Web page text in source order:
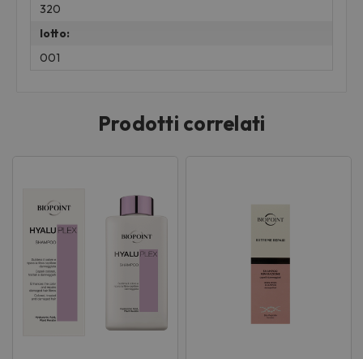
320
lotto:
001
Prodotti correlati